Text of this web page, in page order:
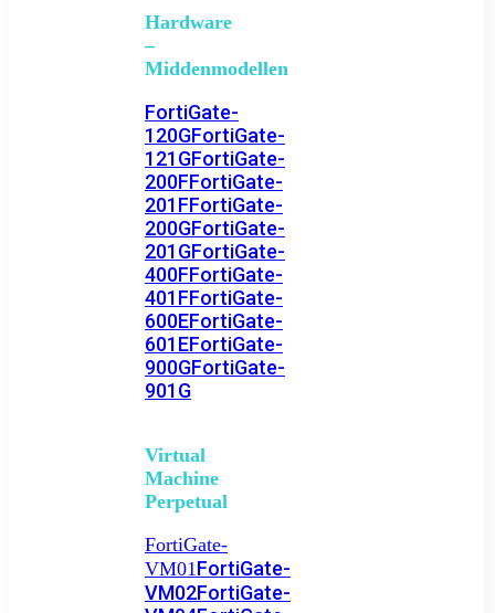
Hardware
–
Middenmodellen
FortiGate-
120GFortiGate-
121GFortiGate-
200FFortiGate-
201FFortiGate-
200GFortiGate-
201GFortiGate-
400FFortiGate-
401FFortiGate-
600EFortiGate-
601EFortiGate-
900GFortiGate-
901G
Virtual
Machine
Perpetual
FortiGate-
VM01FortiGate-
VM02FortiGate-